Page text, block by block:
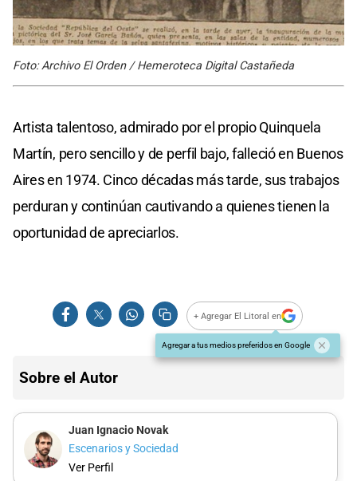
Foto: Archivo El Orden / Hemeroteca Digital Castañeda
Artista talentoso, admirado por el propio Quinquela
Martín, pero sencillo y de perfil bajo, falleció en Buenos
Aires en 1974. Cinco décadas más tarde, sus trabajos
perduran y continúan cautivando a quienes tienen la
oportunidad de apreciarlos.
+ Agregar El Litoral en
Agregar a tus medios preferidos en Google
Sobre el Autor
Juan Ignacio Novak
Escenarios y Sociedad
Ver Perfil